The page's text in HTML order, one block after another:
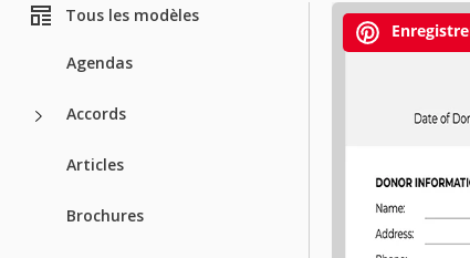
Tous les modèles
Agendas
Accords
Articles
Brochures